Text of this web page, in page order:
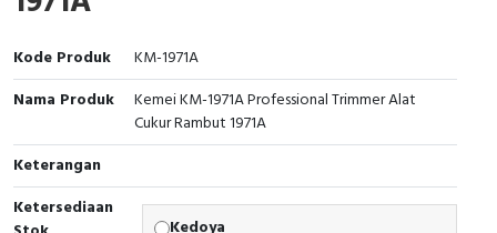
Kode Produk
KM-1971A
Nama Produk
Kemei KM-1971A Professional Trimmer Alat
Cukur Rambut 1971A
Keterangan
Ketersediaan